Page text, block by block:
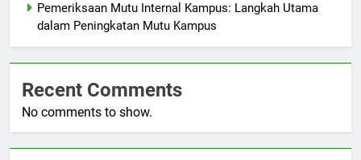
Pemeriksaan Mutu Internal Kampus: Langkah Utama
dalam Peningkatan Mutu Kampus
Recent Comments
No comments to show.